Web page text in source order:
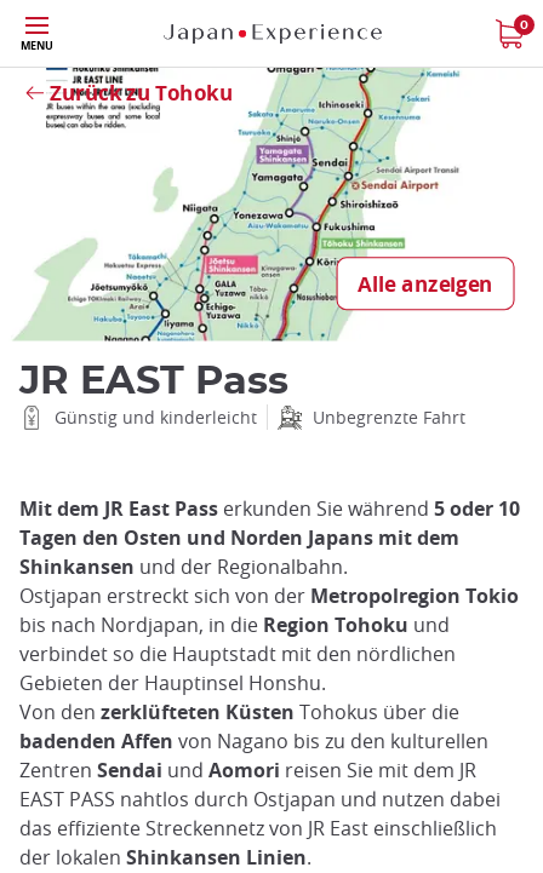
Größe
MENU
0
Zurück zu Tohoku
Alle anzeigen
JR EAST Pass
Günstig und kinderleicht Unbegrenzte Fahrt
Mit dem JR East Pass erkunden Sie während 5 oder 10
Tagen den Osten und Norden Japans mit dem
Shinkansen und der Regionalbahn.
Ostjapan erstreckt sich von der Metropolregion Tokio
bis nach Nordjapan, in die Region Tohoku und
verbindet so die Hauptstadt mit den nördlichen
Gebieten der Hauptinsel Honshu.
Von den zerklüfteten Küsten Tohokus über die
badenden Affen von Nagano bis zu den kulturellen
Zentren Sendai und Aomori reisen Sie mit dem JR
EAST PASS nahtlos durch Ostjapan und nutzen dabei
das effiziente Streckennetz von JR East einschließlich
der lokalen Shinkansen Linien.